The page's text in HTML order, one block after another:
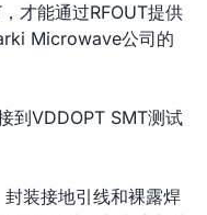
才能通过RFOUT提供
Microwave公司的
到VDDOPT SMT测试
装接地引线和裸露焊